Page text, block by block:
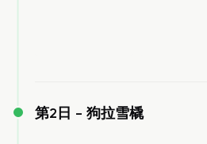
第2日 - 狗拉雪橇